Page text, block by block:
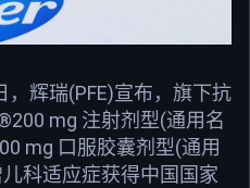
辉瑞(PFE)宣布，旗下抗
mg 注射剂型(通用名
mg 口服胶囊剂型(通用
科适应症获得中国国家